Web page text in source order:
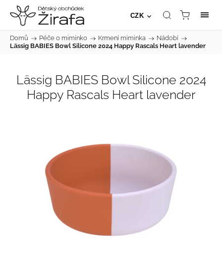
CZK
Domů / Péče o miminko / Krmení miminka / Nádobí /
Lässig BABIES Bowl Silicone 2024 Happy Rascals Heart lavender
Lässig BABIES Bowl Silicone 2024
Happy Rascals Heart lavender